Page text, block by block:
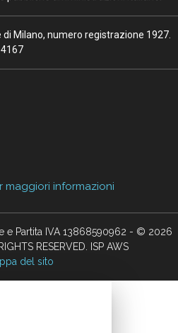
Milano, numero registrazione 1927.
maggiori informazioni
e Partita IVA 13868590962 - © 2026
RESERVED. ISP AWS
del sito